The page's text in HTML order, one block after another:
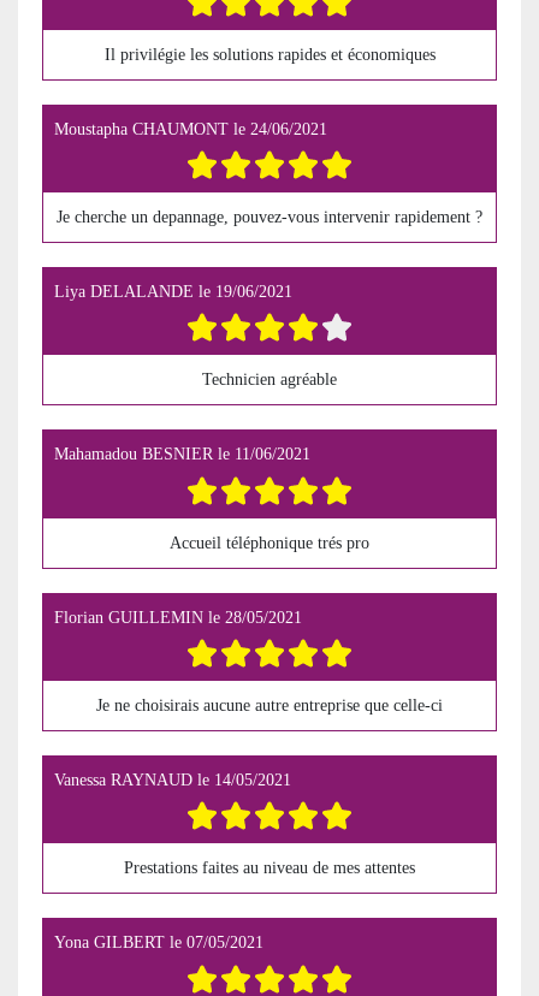
Il privilégie les solutions rapides et économiques
Moustapha CHAUMONT le 24/06/2021
Je cherche un depannage, pouvez-vous intervenir rapidement ?
Liya DELALANDE le 19/06/2021
Technicien agréable
Mahamadou BESNIERle 11/06/2021
Accueil téléphonique trés pro
Florian GUILLEMIN le 28/05/2021
Je ne choisirais aucune autre entreprise que celle-ci
Vanessa RAYNAUD le 14/05/2021
Prestations faites au niveau de mes attentes
Yona GILBERT le 07/05/2021